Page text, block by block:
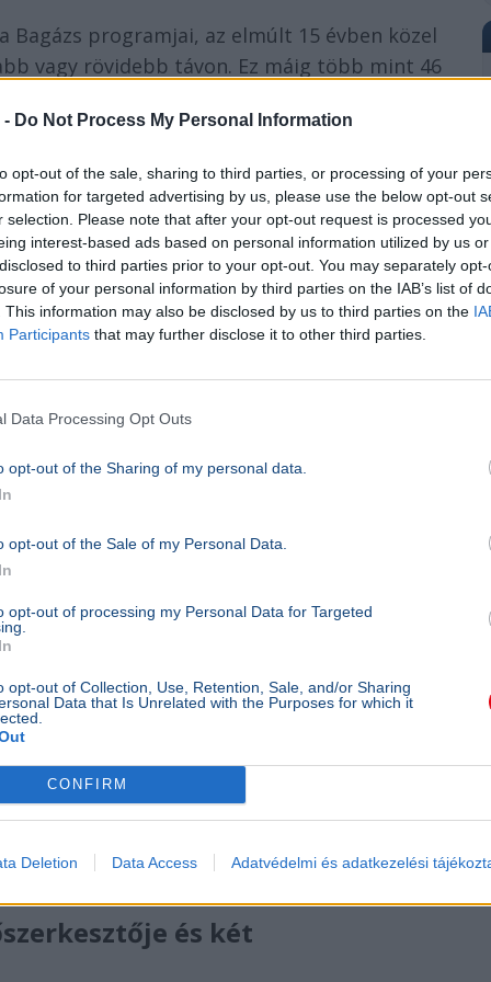
- Do Not Process My Personal Information
opt-out of the sale, sharing to third parties, or processing of your
for targeted advertising by us, please use the below opt-out
selection. Please note that after your opt-out request is processed
interest-based ads based on personal information utilized by us
to third parties prior to your opt-out. You may separately
of your personal information by third parties on the IAB’s list of
This information may also be disclosed by us to third parties on the
Participants that may further disclose it to other third parties.
Data Processing Opt Outs
opt-out of the Sharing of my personal data.
opt-out of the Sale of my Personal Data.
opt-out of processing my Personal Data for Targeted
opt-out of Collection, Use, Retention, Sale, and/or Sharing
Data that Is Unrelated with the Purposes for which it
CONFIRM
Deletion Data Access Adatvédelmi és adatkezelési
programjai, az elmúlt 15 évben közel
vagy rövidebb távon. Ez máig több mint 46
beszélgetést vagy találkozást
és lépünk be ugyanazokba a házakba.
hogy senki nem hisz benne –
milyen ereje van annak, amikor
számunkra nem a programok
emberi kapcsolatoké. Az elmúlt
az, hogy mára már sokkal többen
magára, a változás elindul, a
Hegedűs Józsi és Balkan VIP is. A
hogy találkozási pont legyen azok között,
a személyes kapcsolódásokkal
Facebook oldala
és két